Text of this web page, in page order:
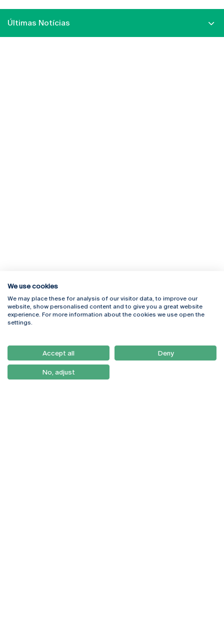
Últimas Notícias
Rua Diogo Botelho 1327
4169-005 Porto
+351 226 196 240
Campus Online
Webmail
Como Chegar
Newsletter
We use cookies
We may place these for analysis of our visitor data, to improve our
website, show personalised content and to give you a great website
experience. For more information about the cookies we use open the
settings.
Accept all Deny
No, adjust